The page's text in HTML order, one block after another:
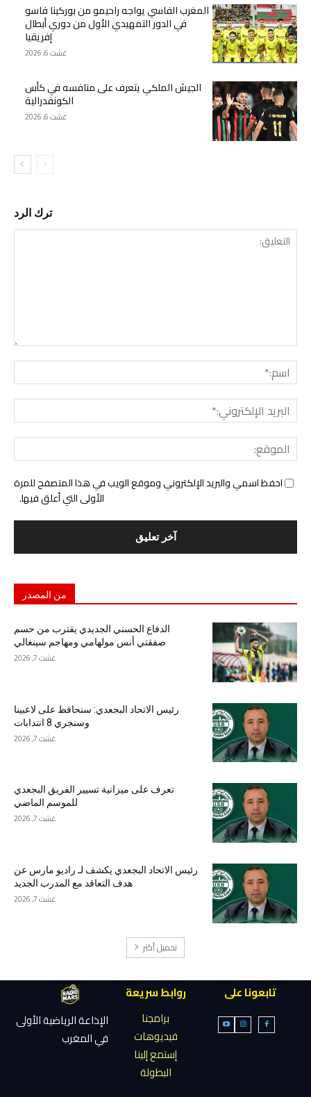
المغرب الفاسي يواجه راحيمو من بوركينا فاسو
في الدور التمهيدي الأول من دوري أبطال
إفريقيا
غشت 6, 2026
الجيش الملكي يتعرف على منافسه في كأس
الكونفدرالية
غشت 6, 2026
ترك الرد
احفظ اسمي والبريد الإلكتروني وموقع الويب في هذا المتصفح للمرة
الأولى التي أعلق فيها.
من المصدر
الدفاع الحسني الجديدي يقترب من حسم
صفقتي أنس مولهامي ومهاجم سينغالي
غشت 7, 2026
رئيس الاتحاد البجعدي: سنحافظ على لاعبينا
وسنجري 8 انتدابات
غشت 7, 2026
تعرف على ميزانية تسيير الفريق البجعدي
للموسم الماضي
غشت 7, 2026
رئيس الاتحاد البجعدي يكشف لـ راديو مارس عن
هدف التعاقد مع المدرب الجديد
غشت 7, 2026
تحميل أكثر
تابعونا على
روابط سريعة
برامجنا
فيديوهات
إستمع إلينا
البطولة
الإذاعة الرياضية الأولى
في المغرب